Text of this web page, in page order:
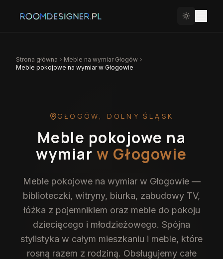
Strona główna Meble na wymiar Głogów
Meble pokojowe na wymiar w Głogowie
GŁOGÓW , DOLNY ŚLĄSK
Meble pokojowe na
wymiar w Głogowie
Meble pokojowe na wymiar w Głogowie —
biblioteczki, witryny, biurka, zabudowy TV,
łóżka z pojemnikiem oraz meble do pokoju
dziecięcego i młodzieżowego. Spójna
stylistyka w całym mieszkaniu i meble, które
rosną razem z rodziną. Obsługujemy całe